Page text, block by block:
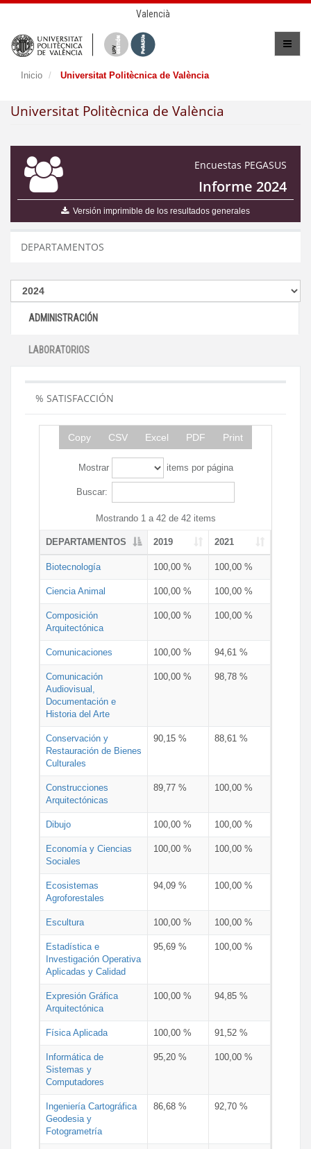
Valencià
Inicio Universitat Politècnica de València
Universitat Politècnica de València
Encuestas PEGASUS
Informe 2024
Versión imprimible de los resultados generales
DEPARTAMENTOS
ADMINISTRACIÓN
LABORATORIOS
% SATISFACCIÓN
Copy CSV Excel PDF Print
Mostrar items por página
Buscar:
Mostrando 1 a 42 de 42 items
DEPARTAMENTOS 2019 2021
Biotecnología 100,00 % 100,00 %
Ciencia Animal 100,00 % 100,00 %
Composición
Arquitectónica
100,00 % 100,00 %
Comunicaciones 100,00 % 94,61 %
Comunicación
Audiovisual,
Documentación e
Historia del Arte
100,00 % 98,78 %
Conservación y
Restauración de Bienes
Culturales
90,15 % 88,61 %
Construcciones
Arquitectónicas
89,77 % 100,00 %
Dibujo 100,00 % 100,00 %
Economía y Ciencias
Sociales
100,00 % 100,00 %
Ecosistemas
Agroforestales
94,09 % 100,00 %
Escultura 100,00 % 100,00 %
Estadística e
Investigación Operativa
Aplicadas y Calidad
95,69 % 100,00 %
Expresión Gráfica
Arquitectónica
100,00 % 94,85 %
Física Aplicada 100,00 % 91,52 %
Informática de
Sistemas y
Computadores
95,20 % 100,00 %
Ingeniería Cartográfica
Geodesia y
Fotogrametría
86,68 % 92,70 %